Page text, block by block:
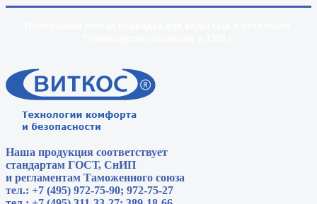
Наша продукция соответствует
стандартам ГОСТ, СнИП
и регламентам Таможенного союза
тел.: +7 (495) 972-75-90; 972-75-27